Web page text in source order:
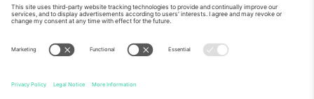
Av Chapultepec 360, Roma
Norte, Cuauhtémoc, 06700
Ciudad de México, CDMX,
Mexico
პლატფორმის პროვაიდერის იურიდიული პირი იცვლება